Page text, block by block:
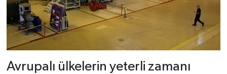
Avrupalı ülkelerin yeterli zamanı